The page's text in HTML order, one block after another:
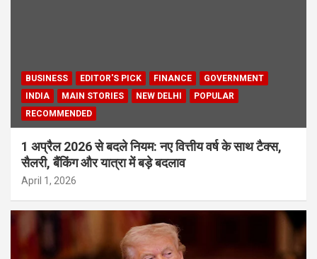
BUSINESS EDITOR'S PICK FINANCE
GOVERNMENT
INDIA
MAIN STORIES NEW DELHI
POPULAR
RECOMMENDED
1 अप्रैल 2026 से बदले नियम: नए वित्तीय वर्ष के साथ टैक्स,
सैलरी, बैंकिंग और यात्रा में बड़े बदलाव
April 1, 2026